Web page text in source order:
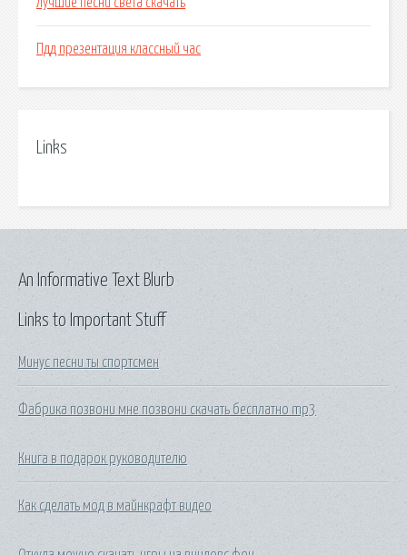
Лучшие песни света скачать
Пдд презентация классный час
Links
Links to Important Stuff
Минус песни ты спортсмен
Фабрика позвони мне позвони скачать бесплатно mp3
Книга в подарок руководителю
Как сделать мод в майнкрафт видео
An Informative Text Blurb